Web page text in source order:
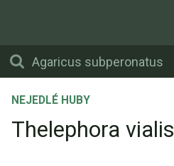
NEJEDLÉ HUBY
Thelephora vialis